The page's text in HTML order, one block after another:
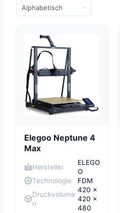
Elegoo Neptune 4
Max
Hersteller
ELEGO
O
Technologie
FDM
Druckvolume
n
420 x
420 x
480